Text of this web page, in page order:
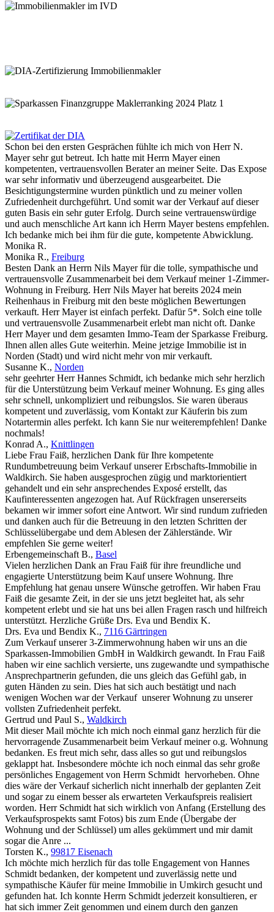
Schon bei den ersten Gesprächen fühlte ich mich von Herr N.
Mayer sehr gut betreut. Ich hatte mit Herrn Mayer einen
kompetenten, vertrauensvollen Berater an meiner Seite. Das Expose
war sehr informativ und überzeugend ausgearbeitet. Die
Besichtigungstermine wurden pünktlich und zu meiner vollen
Zufriedenheit durchgeführt. Und somit war der Verkauf auf dieser
guten Basis ein sehr guter Erfolg. Durch seine vertrauenswürdige
und auch menschliche Art kann ich Herrn Mayer bestens empfehlen.
Ich bedanke mich bei ihm für die gute, kompetente Abwicklung.
Monika R.
Monika R., Freiburg
Besten Dank an Herrn Nils Mayer für die tolle, sympathische und
vertrauensvolle Zusammenarbeit bei dem Verkauf meiner 1-Zimmer-
Wohnung in Freiburg. Herr Nils Mayer hat bereits 2024 mein
Reihenhaus in Freiburg mit den beste möglichen Bewertungen
verkauft. Herr Mayer ist einfach perfekt. Dafür 5*. Solch eine tolle
und vertrauensvolle Zusammenarbeit erlebt man nicht oft. Danke
Herr Mayer und dem gesamten Immo-Team der Sparkasse Freiburg.
Ihnen allen alles Gute weiterhin. Meine jetzige Immobilie ist in
Norden (Stadt) und wird nicht mehr von mir verkauft.
Susanne K., Norden
sehr geehrter Herr Hannes Schmidt, ich bedanke mich sehr herzlich
für die Unterstützung beim Verkauf meiner Wohnung. Es ging alles
sehr schnell, unkompliziert und reibungslos. Sie waren überaus
kompetent und zuverlässig, vom Kontakt zur Käuferin bis zum
Notartermin alles perfekt. Ich kann Sie nur weiterempfehlen! Danke
nochmals!
Konrad A., Knittlingen
Liebe Frau Faiß, herzlichen Dank für Ihre kompetente
Rundumbetreuung beim Verkauf unserer Erbschafts-Immobilie in
Waldkirch. Sie haben ausgesprochen zügig und marktorientiert
gehandelt und ein sehr ansprechendes Exposé erstellt, das
Kaufinteressenten angezogen hat. Auf Rückfragen unsererseits
bekamen wir immer sofort eine Antwort. Wir sind rundum zufrieden
und danken auch für die Betreuung in den letzten Schritten der
Schlüsselübergabe und dem Ablesen der Zählerstände. Wir
empfehlen Sie gerne weiter!
Erbengemeinschaft B., Basel
Vielen herzlichen Dank an Frau Faiß für ihre freundliche und
engagierte Unterstützung beim Kauf unsere Wohnung. Ihre
Empfehlung hat genau unsere Wünsche getroffen. Wir haben Frau
Faiß die gesamte Zeit, in der sie uns jetzt begleitet hat, als sehr
kompetent erlebt und sie hat uns bei allen Fragen rasch und hilfreich
unterstützt. Herzliche Grüße Drs. Eva und Bendix K.
Drs. Eva und Bendix K., 7116 Gärtringen
Zum Verkauf unserer 3-Zimmerwohnung haben wir uns an die
Sparkassen-Immobilien GmbH in Waldkirch gewandt. In Frau Faiß
haben wir eine sachlich versierte, uns zugewandte und sympathische
Ansprechpartnerin gefunden, die uns gleich das Gefühl gab, in
guten Händen zu sein. Dies hat sich auch bestätigt und nach
wenigen Wochen war der Verkauf unserer Wohnung zu unserer
vollsten Zufriedenheit perfekt.
Gertrud und Paul S., Waldkirch
Mit dieser Mail möchte ich mich noch einmal ganz herzlich für die
hervorragende Zusammenarbeit beim Verkauf meiner o.g. Wohnung
bedanken. Es freut mich sehr, dass alles so gut und reibungslos
geklappt hat. Insbesondere möchte ich noch einmal das sehr große
persönliches Engagement von Herrn Schmidt hervorheben. Ohne
dies wäre der Verkauf sicherlich nicht innerhalb der geplanten Zeit
und sogar zu einem besser als erwarteten Verkaufspreis realisiert
worden. Herr Schmidt hat sich wirklich von Anfang (Erstellung des
Verkaufsprospekts samt Fotos) bis zum Ende (Übergabe der
Wohnung und der Schlüssel) um alles gekümmert und mir damit
sogar die Anre ...
Torsten K., 99817 Eisenach
Ich möchte mich herzlich für das tolle Engagement von Hannes
Schmidt bedanken, der kompetent und zuverlässig nette und
sympathische Käufer für meine Immobilie in Umkirch gesucht und
gefunden hat. Ich konnte Herrn Schmidt jederzeit konsultieren, er
hat sich immer Zeit genommen und einem durch den ganzen